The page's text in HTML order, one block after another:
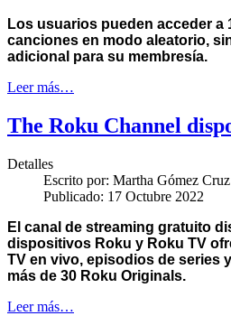
Los usuarios pueden acceder a
canciones en modo aleatorio,
adicional para su membresía.
Leer más…
The Roku Channel
Detalles
Escrito por: Martha Gómez Cruz
Publicado: 17 Octubre 2022
El canal de streaming gratuito
dispositivos Roku y Roku TV
TV en vivo, episodios de series
más de 30 Roku Originals.
Leer más…